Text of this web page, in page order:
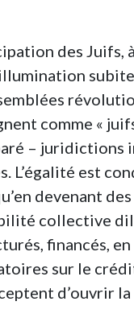
des Juifs, à
comme «
–
L’égalité est
devenant
collective
financés, en
sur le
d’ouvrir